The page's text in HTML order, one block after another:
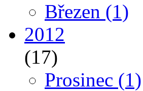
Březen (1)
2012
(17)
Prosinec (1)